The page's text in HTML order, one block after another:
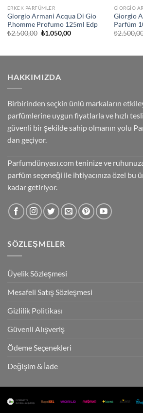
ERKEK PARFÜMLER
Giorgio Armani Acqua Di Gio
P.homme Profumo 125ml Edp
₺2.500,00 Orijinal
₺1.050,00Şu
GIORGIO
Giorgio
Parfüm
₺
HAKKIMIZDA
Birbirinden seçkin ünlü markaların
parfümlerine uygun fiyatlarla ve hızlı
güvenli bir şekilde sahip olmanın yolu
dan geçiyor.
Parfumdünyası.com teninize ve
parfüm seçeneği ile ihtiyacınıza özel bu
kadar getiriyor.
SÖZLEŞMELER
Üyelik Sözleşmesi
Mesafeli Satış Sözleşmesi
Gizlilik Politikası
Güvenli Alışveriş
Ödeme Seçenekleri
Değişim & İade